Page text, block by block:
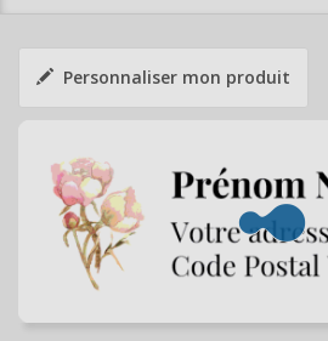
Personnaliser mon produit